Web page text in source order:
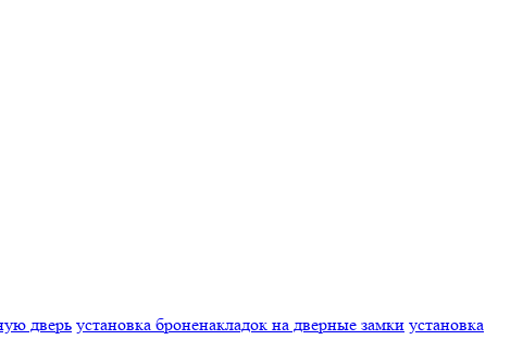
дверь установка броненакладок на дверные замки установка